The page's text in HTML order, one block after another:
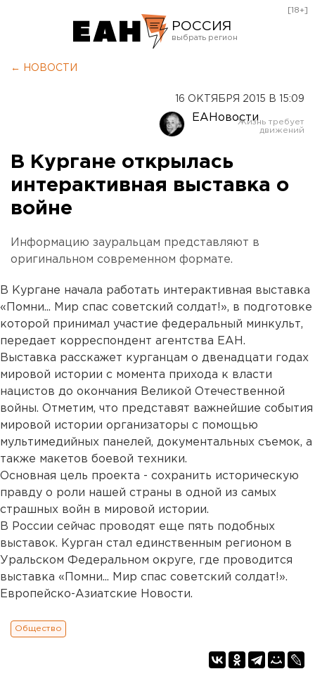
РОССИЯ
Оренбург
[18+]
← НОВОСТИ
16 ОКТЯБРЯ 2015 В 15:09
ЕАНовости
В Кургане открылась
интерактивная выставка о
войне
Информацию зауральцам представляют в
оригинальном современном формате.
В Кургане начала работать интерактивная выставка
«Помни... Мир спас советский солдат!», в подготовке
которой принимал участие федеральный минкульт,
передает корреспондент агентства ЕАН.
Выставка расскажет курганцам о двенадцати годах
мировой истории с момента прихода к власти
нацистов до окончания Великой Отечественной
войны. Отметим, что представят важнейшие события
мировой истории организаторы с помощью
мультимедийных панелей, документальных съемок, а
также макетов боевой техники.
Основная цель проекта - сохранить историческую
правду о роли нашей страны в одной из самых
страшных войн в мировой истории.
В России сейчас проводят еще пять подобных
выставок. Курган стал единственным регионом в
Уральском Федеральном округе, где проводится
выставка «Помни... Мир спас советский солдат!».
Европейско-Азиатские Новости.
Общество